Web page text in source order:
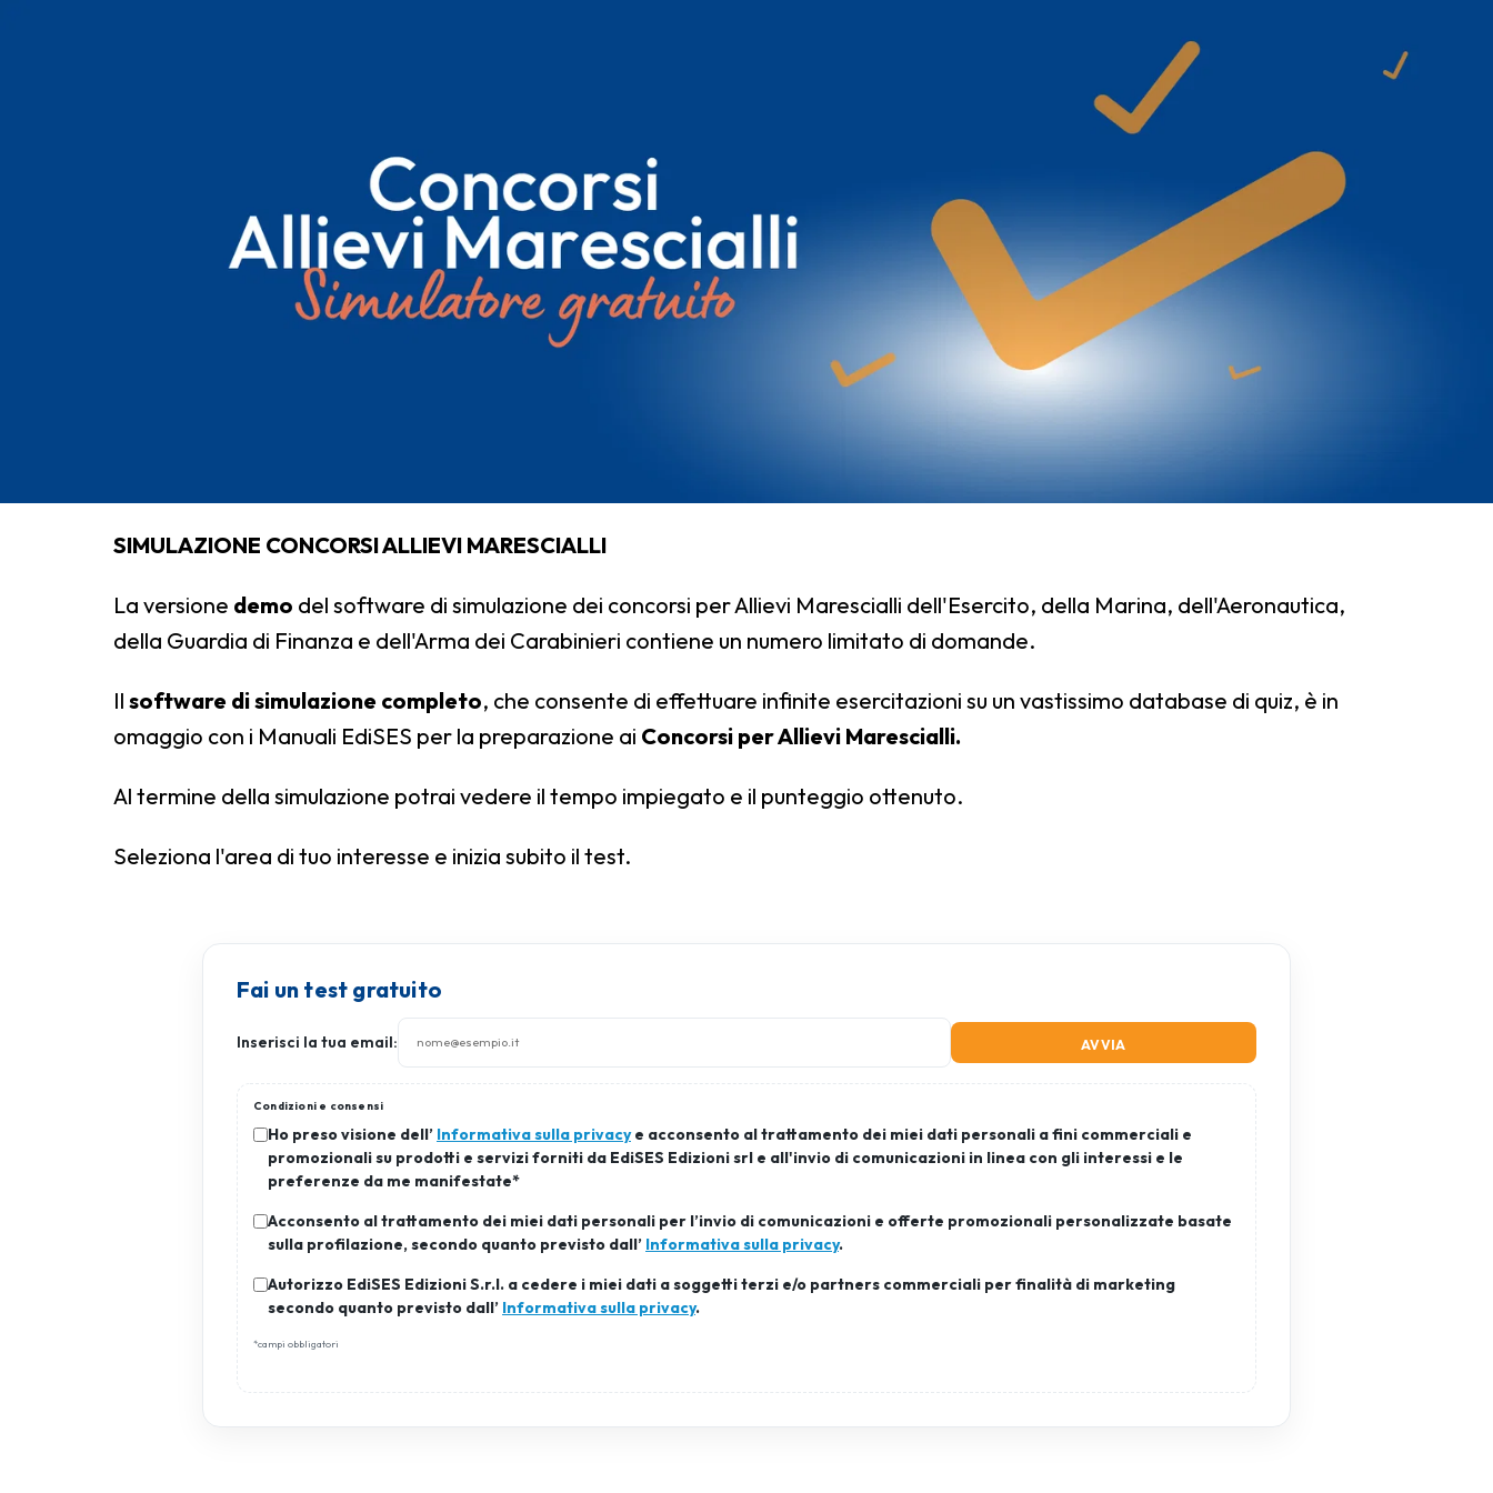
SIMULAZIONE CONCORSI ALLIEVI MARESCIALLI
La versione demo del software di simulazione dei concorsi per Allievi Marescialli dell'Esercito, della Marina, dell'Aeronautica,
della Guardia di Finanza e dell'Arma dei Carabinieri contiene un numero limitato di domande.
Il software di simulazione completo, che consente di effettuare infinite esercitazioni su un vastissimo database di quiz, è in
omaggio con i Manuali EdiSES per la preparazione ai Concorsi per Allievi Marescialli.
Al termine della simulazione potrai vedere il tempo impiegato e il punteggio ottenuto.
Seleziona l'area di tuo interesse e inizia subito il test.
Fai un test gratuito
Inserisci la tua email:
Condizioni e consensi
Ho preso visione dell’ Informativa sulla privacye acconsento al trattamento dei miei dati personali a fini commerciali e
promozionali su prodotti e servizi forniti da EdiSES Edizioni srl e all'invio di comunicazioni in linea con gli interessi e le
preferenze da me manifestate*
Acconsento al trattamento dei miei dati personali per l’invio di comunicazioni e offerte promozionali personalizzate basate
sulla profilazione, secondo quanto previsto dall’ Informativa sulla privacy.
Autorizzo EdiSES Edizioni S.r.l. a cedere i miei dati a soggetti terzi e/o partners commerciali per finalità di marketing
secondo quanto previsto dall’ Informativa sulla privacy.
*campi obbligatori